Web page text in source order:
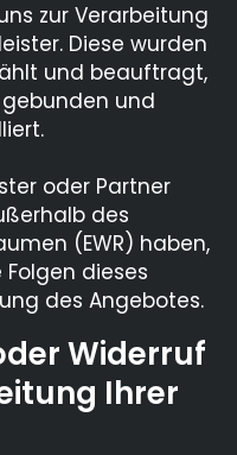
zur Verarbeitung
Diese wurden
und beauftragt,
und
oder Partner
des
(EWR) haben,
dieses
des Angebotes.
Widerruf
Ihrer